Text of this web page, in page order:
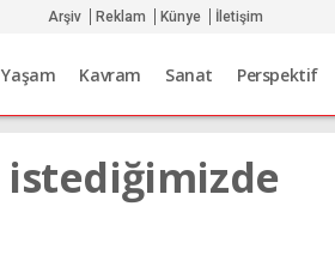
Arşiv Reklam Künye İletişim
Yaşam Kavram Sanat Perspektif
istediğimizde